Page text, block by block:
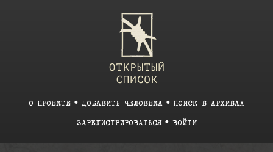
О ПРОЕКТЕ ДОБАВИТЬ ЧЕЛОВЕКА ПОИСК В АРХИВАХ
ЗАРЕГИСТРИРОВАТЬСЯ ВОЙТИ